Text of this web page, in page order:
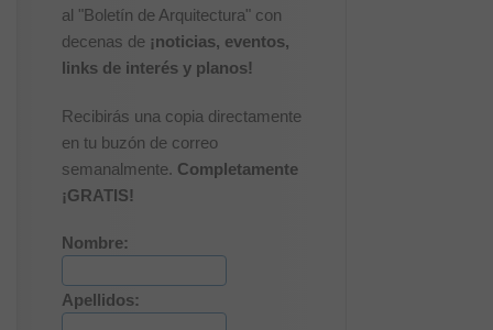
al "Boletín de Arquitectura" con
decenas de ¡noticias, eventos,
links de interés y planos!
Recibirás una copia directamente
en tu buzón de correo
semanalmente. Completamente
¡GRATIS!
Nombre:
Apellidos: